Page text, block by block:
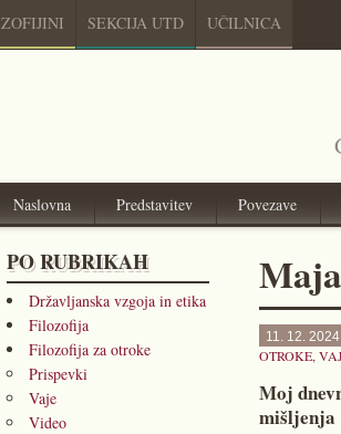
ZOFIJINI SEKCIJA UTD UČILNICA
Naslovna Predstavitev Povezave
PO RUBRIKAH
Državljanska vzgoja in etika
Filozofija
Filozofija za otroke
Prispevki
Vaje
Video
11. 12. 2024
OTROKE,
Moj
mišljenja